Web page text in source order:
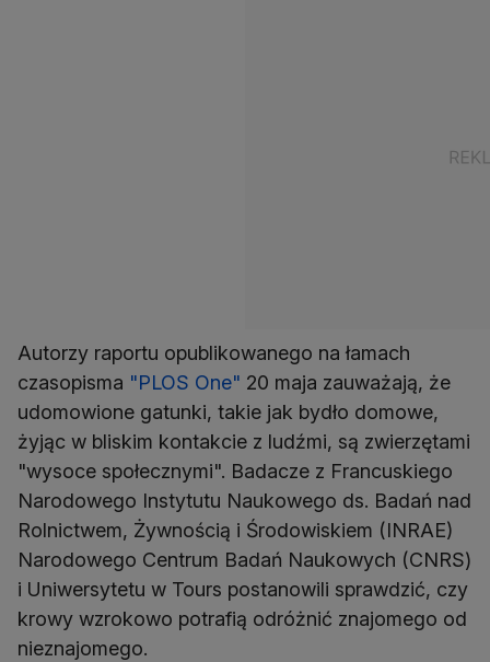
Autorzy raportu opublikowanego na łamach
czasopisma "PLOS One" 20 maja zauważają, że
udomowione gatunki, takie jak bydło domowe,
żyjąc w bliskim kontakcie z ludźmi, są zwierzętami
"wysoce społecznymi". Badacze z Francuskiego
Narodowego Instytutu Naukowego ds. Badań nad
Rolnictwem, Żywnością i Środowiskiem (INRAE)
Narodowego Centrum Badań Naukowych (CNRS)
i Uniwersytetu w Tours postanowili sprawdzić, czy
krowy wzrokowo potrafią odróżnić znajomego od
nieznajomego.